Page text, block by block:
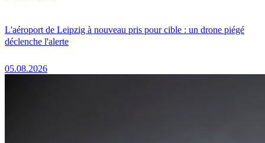
L'aéroport de Leipzig à nouveau pris pour cible : un drone piégé
déclenche l'alerte
05.08.2026